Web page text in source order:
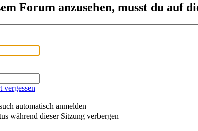
Forum anzusehen, musst du auf
vergessen
automatisch anmelden
während dieser Sitzung verbergen